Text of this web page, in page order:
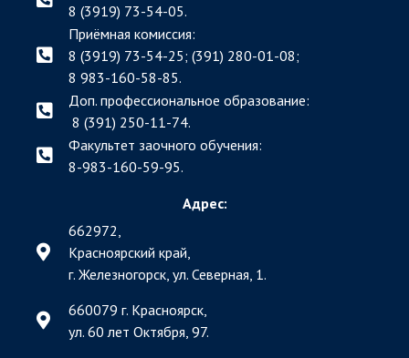
8 (3919) 73-54-05.
Приёмная комиссия:
8 (3919) 73-54-25; (391) 280-01-08;
8 983-160-58-85.
Доп. профессиональное образование:
8 (391) 250-11-74.
Факультет заочного обучения:
8-983-160-59-95.
Адрес:
662972,
Красноярский край,
г. Железногорск, ул. Северная, 1.
660079 г. Красноярск,
ул. 60 лет Октября, 97.